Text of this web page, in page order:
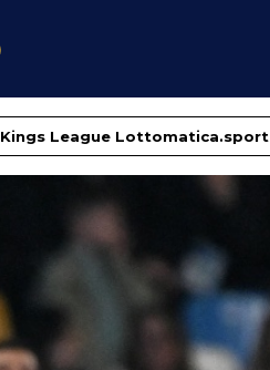
Kings League Lottomatica.sport